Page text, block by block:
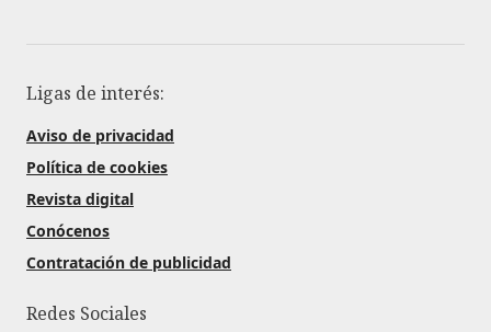
Ligas de interés:
Aviso de privacidad
Política de cookies
Revista digital
Conócenos
Contratación de publicidad
Redes Sociales